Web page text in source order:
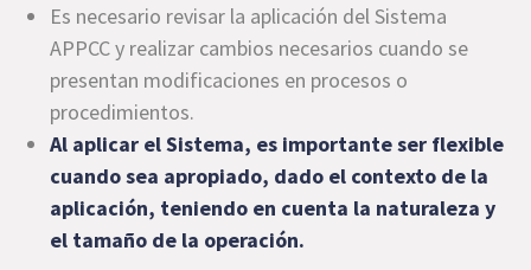
Es necesario revisar la aplicación del Sistema
APPCC y realizar cambios necesarios cuando se
presentan modificaciones en procesos o
procedimientos.
Al aplicar el Sistema, es importante ser flexible
cuando sea apropiado, dado el contexto de la
aplicación, teniendo en cuenta la naturaleza y
el tamaño de la operación.